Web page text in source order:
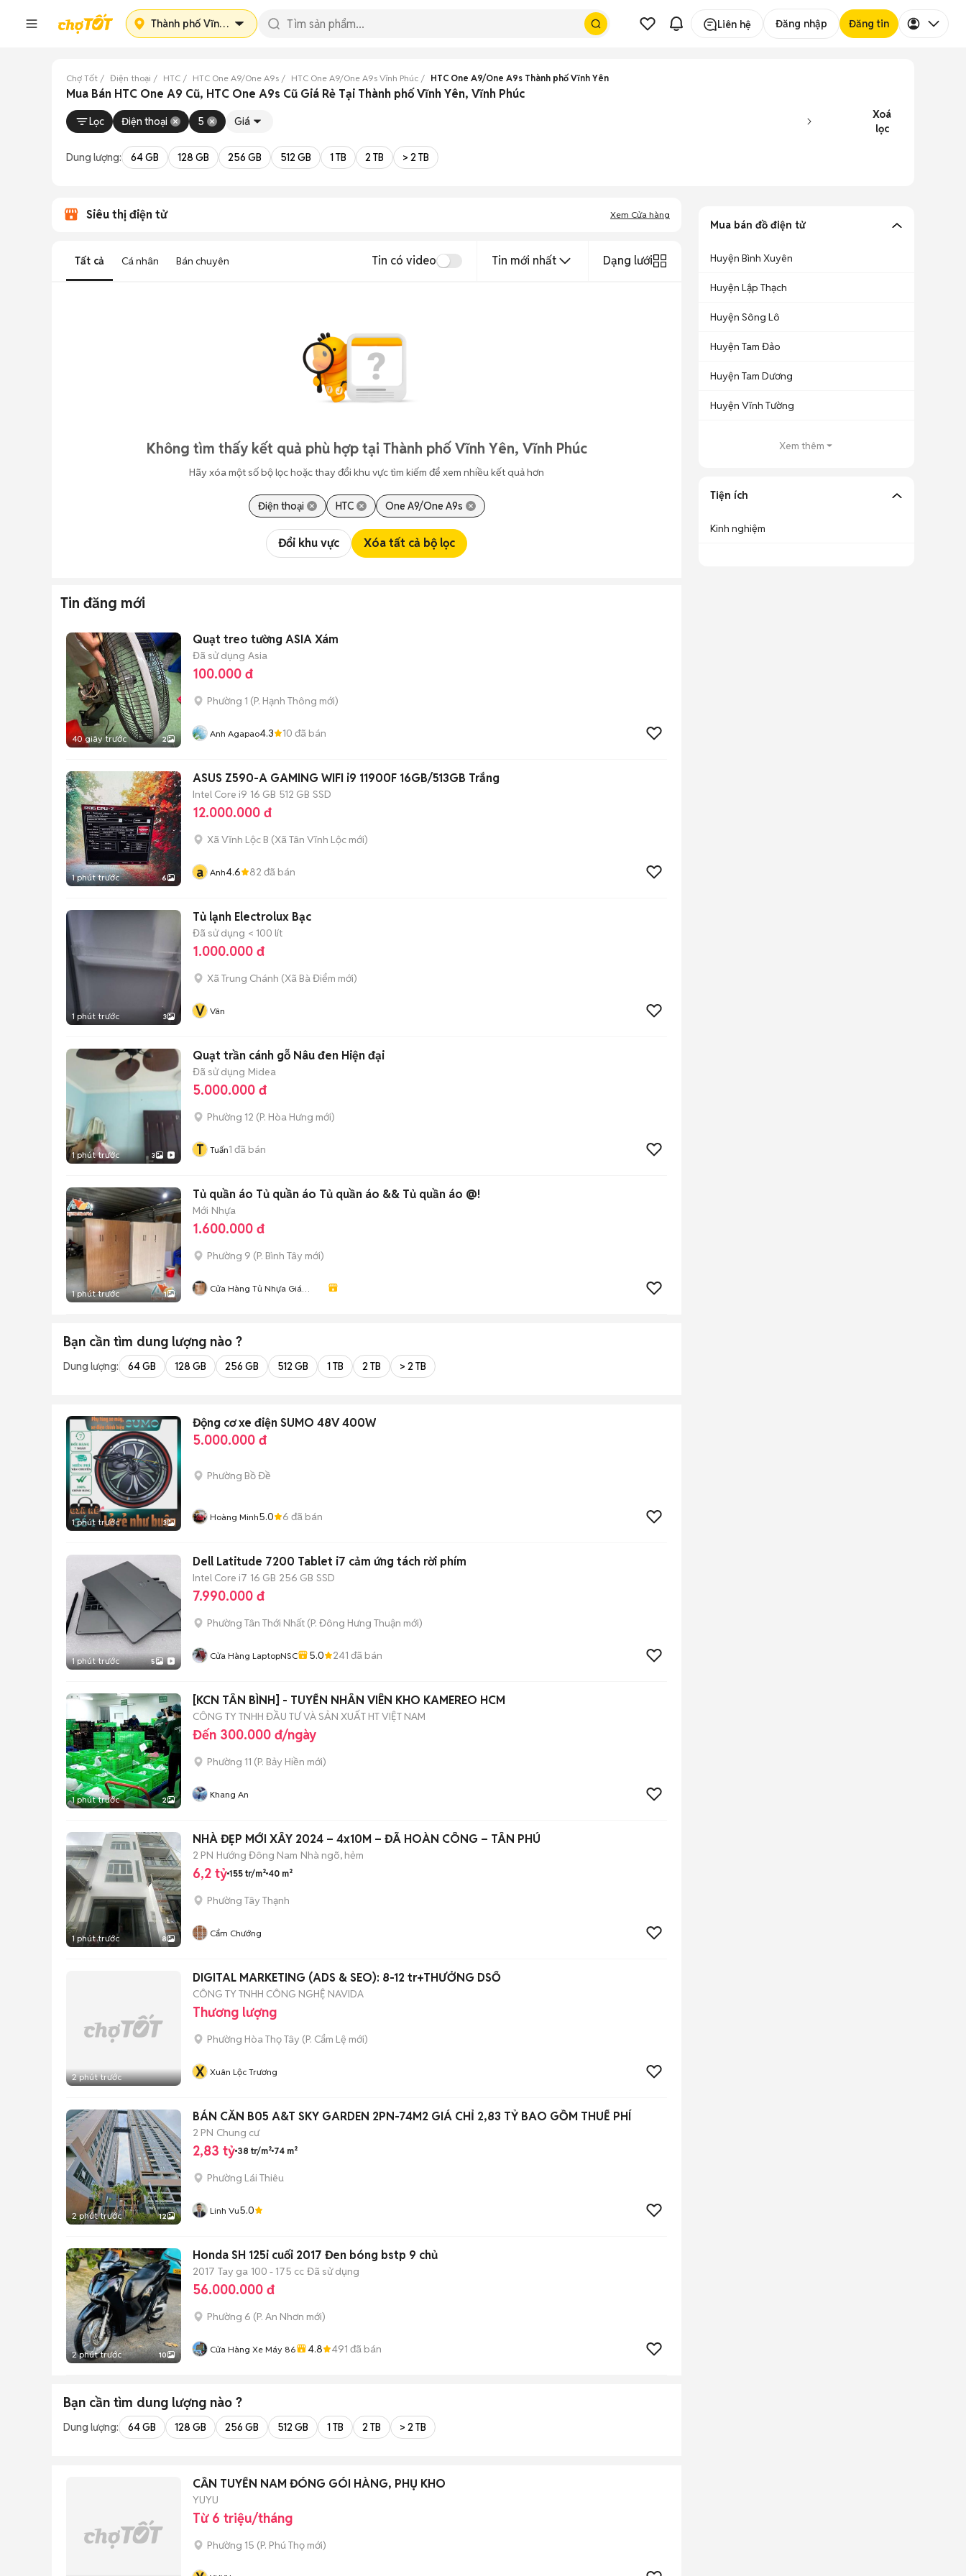
Thành phố Vĩnh Yên Liên hệ Đăng nhập Đăng tin
Chợ Tốt Điện thoại HTC HTC One A9/One A9s HTC One A9/One A9s Vĩnh Phúc HTC One A9/One A9s Thành phố Vĩnh Yên
Mua Bán HTC One A9 Cũ, HTC One A9s Cũ Giá Rẻ Tại Thành phố Vĩnh Yên, Vĩnh Phúc
Lọc Điện thoại 5 Giá
Xoá
lọc
Dung lượng: 64 GB 128 GB 256 GB 512 GB 1 TB 2 TB > 2 TB
Siêu thị điện tử Xem Cửa hàng
Tất cả Cá nhân Bán chuyên Tin có video Tin mới nhất Dạng lưới
Không tìm thấy kết quả phù hợp tại Thành phố Vĩnh Yên, Vĩnh Phúc
Hãy xóa một số bộ lọc hoặc thay đổi khu vực tìm kiếm để xem nhiều kết quả hơn
Điện thoại HTC One A9/One A9s
Đổi khu vực Xóa tất cả bộ lọc
Tin đăng mới
40 giây trước 2
Quạt treo tường ASIA Xám
Đã sử dụng Asia
100.000 đ
Phường 1 (P. Hạnh Thông mới)
Anh Agapao4.3 10 đã bán
1 phút trước 6
ASUS Z590-A GAMING WIFI i9 11900F 16GB/513GB Trắng
Intel Core i9 16 GB 512 GB SSD
12.000.000 đ
Xã Vĩnh Lộc B (Xã Tân Vĩnh Lộc mới)
a Anh4.6 82 đã bán
1 phút trước 3
Tủ lạnh Electrolux Bạc
Đã sử dụng < 100 lít
1.000.000 đ
Xã Trung Chánh (Xã Bà Điểm mới)
V Vân
1 phút trước 3
Quạt trần cánh gỗ Nâu đen Hiện đại
Đã sử dụng Midea
5.000.000 đ
Phường 12 (P. Hòa Hưng mới)
T Tuấn1 đã bán
1 phút trước 1
Tủ quần áo Tủ quần áo Tủ quần áo && Tủ quần áo @!
Mới Nhựa
1.600.000 đ
Phường 9 (P. Bình Tây mới)
Cửa Hàng Tủ Nhựa Giá
Bạn cần tìm dung lượng nào ?
Dung lượng: 64 GB 128 GB 256 GB 512 GB 1 TB 2 TB > 2 TB
1 phút trước 3
Động cơ xe điện SUMO 48V 400W
5.000.000 đ
Phường Bồ Đề
Hoàng Minh5.0 6 đã bán
1 phút trước 5
Dell Latitude 7200 Tablet i7 cảm ứng tách rời phím
Intel Core i7 16 GB 256 GB SSD
7.990.000 đ
Phường Tân Thới Nhất (P. Đông Hưng Thuận mới)
Cửa Hàng LaptopNSC 5.0 241 đã bán
1 phút trước 2
[KCN TÂN BÌNH] - TUYỂN NHÂN VIÊN KHO KAMEREO HCM
CÔNG TY TNHH ĐẦU TƯ VÀ SẢN XUẤT HT VIỆT NAM
Đến 300.000 đ/ngày
Phường 11 (P. Bảy Hiền mới)
Khang An
1 phút trước 8
NHÀ ĐẸP MỚI XÂY 2024 – 4x10M – ĐÃ HOÀN CÔNG – TÂN PHÚ
2 PN Hướng Đông Nam Nhà ngõ, hẻm
6,2 tỷ 155 tr/m² 40 m²
Phường Tây Thạnh
Cẩm Chướng
2 phút trước
DIGITAL MARKETING (ADS & SEO): 8-12 tr+THƯỞNG DSỐ
CÔNG TY TNHH CÔNG NGHỆ NAVIDA
Thương lượng
Phường Hòa Thọ Tây (P. Cẩm Lệ mới)
X Xuân Lộc Trương
2 phút trước 12
BÁN CĂN B05 A&T SKY GARDEN 2PN-74M2 GIÁ CHỈ 2,83 TỶ BAO GỒM THUẾ PHÍ
2 PN Chung cư
2,83 tỷ 38 tr/m² 74 m²
Phường Lái Thiêu
Linh Vu5.0
2 phút trước 10
Honda SH 125i cuối 2017 Đen bóng bstp 9 chủ
2017 Tay ga 100 - 175 cc Đã sử dụng
56.000.000 đ
Phường 6 (P. An Nhơn mới)
Cửa Hàng Xe Máy 86 4.8 491 đã bán
Bạn cần tìm dung lượng nào ?
Dung lượng: 64 GB 128 GB 256 GB 512 GB 1 TB 2 TB > 2 TB
CẦN TUYỂN NAM ĐÓNG GÓI HÀNG, PHỤ KHO
YUYU
Từ 6 triệu/tháng
Phường 15 (P. Phú Thọ mới)
Mua bán đồ điện tử
Huyện Bình Xuyên
Huyện Lập Thạch
Huyện Sông Lô
Huyện Tam Đảo
Huyện Tam Dương
Huyện Vĩnh Tường
Xem thêm
Tiện ích
Kinh nghiệm